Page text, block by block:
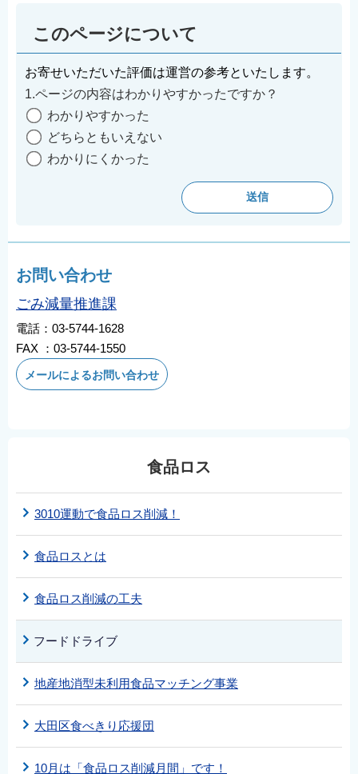
このページについて
お寄せいただいた評価は運営の参考といたします。
1.ページの内容はわかりやすかったですか？
わかりやすかった
どちらともいえない
わかりにくかった
お問い合わせ
ごみ減量推進課
電話：03-5744-1628
FAX ：03-5744-1550
メールによるお問い合わせ
食品ロス
3010運動で食品ロス削減！
食品ロスとは
食品ロス削減の工夫
フードドライブ
地産地消型未利用食品マッチング事業
大田区食べきり応援団
10月は「食品ロス削減月間」です！